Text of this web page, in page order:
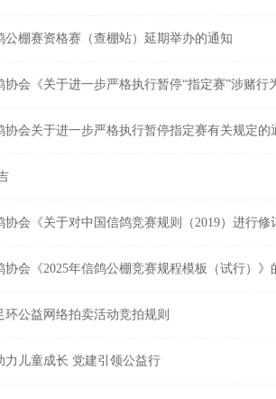
公棚赛资格赛（查棚站）延期举办的通知
协会《关于进一步严格执行暂停“指定赛”涉赌
协会关于进一步严格执行暂停指定赛有关规定的
协会《关于对中国信鸽竞赛规则（2019）进行
协会《2025年信鸽公棚竞赛规程模板（试行）》
环公益网络拍卖活动竞拍规则
力儿童成长 党建引领公益行